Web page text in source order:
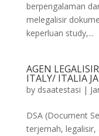
berpengalaman
melegalisir
keperluan study,...
AGEN
ITALY/ ITALIA
by dsaatestasi |
DSA (Document
terjemah,